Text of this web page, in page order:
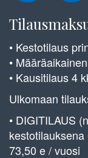
• Kestotilaus
•
• Kausitilaus 4
Ulkomaan
• DIGITILAUS
73,50 e / vuosi